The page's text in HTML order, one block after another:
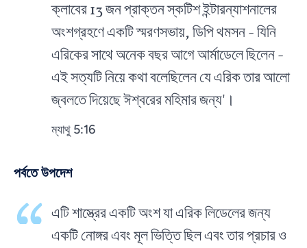
ক্লাবের 13 জন প্রাক্তন স্কটিশ ইন্টারন্যাশনালের
অংশগ্রহণে একটি স্মরণসভায়, ডিপি থমসন - যিনি
এরিকের সাথে অনেক বছর আগে আর্মাডেলে ছিলেন -
এই সত্যটি নিয়ে কথা বলেছিলেন যে এরিক তার আলো
জ্বলতে দিয়েছে ঈশ্বরের মহিমার জন্য'।
ম্যাথু 5:16
পর্বতে উপদেশ
এটি শাস্ত্রের একটি অংশ যা এরিক লিডেলের জন্য
একটি নোঙ্গর এবং মূল ভিত্তি ছিল এবং তার প্রচার ও